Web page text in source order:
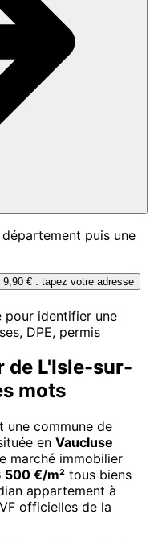
puis une
9,90 € : tapez votre adresse
pour identifier une
DPE, permis
de L'Isle-sur-
mots
une commune de
en Vaucluse
marché immobilier
500 €/m² tous biens
appartement à
officielles de la